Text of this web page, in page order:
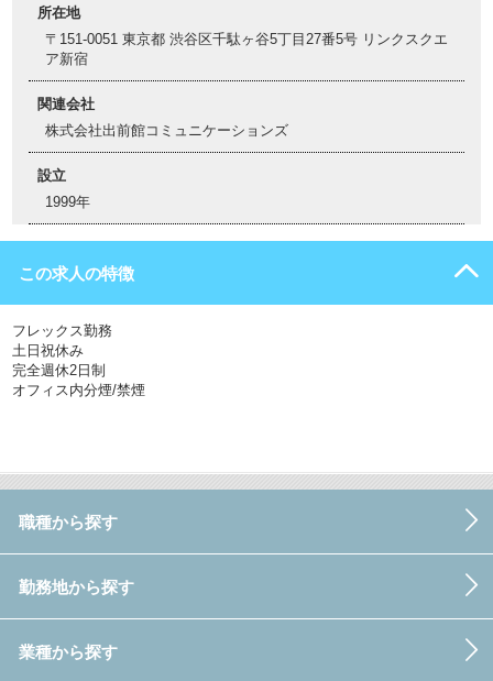
所在地
〒151-0051 東京都 渋谷区千駄ヶ谷5丁目27番5号 リンクスクエ
ア新宿
関連会社
株式会社出前館コミュニケーションズ
設立
1999年
この求人の特徴
フレックス勤務
土日祝休み
完全週休2日制
オフィス内分煙/禁煙
職種から探す
勤務地から探す
業種から探す